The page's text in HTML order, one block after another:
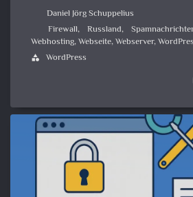
Daniel Jörg Schuppelius
Firewall, Russland,
Webhosting,Webseite,Webserver,
category WordPress